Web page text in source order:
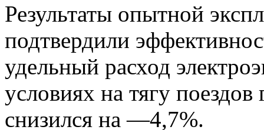
Результаты опытной
подтвердили
удельный расход
условиях на тягу
снизился на —4,7%.